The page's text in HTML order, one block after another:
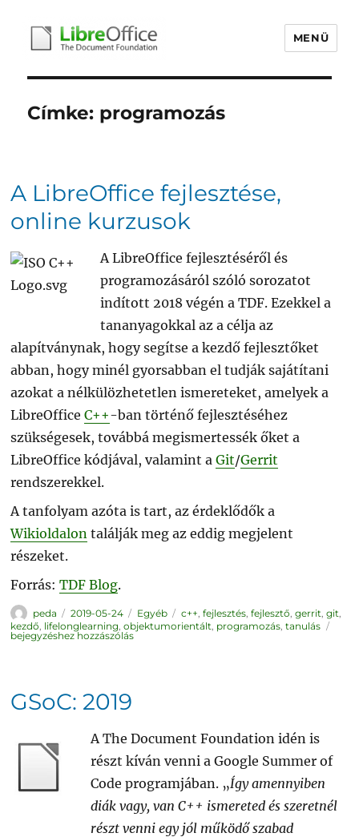
libreoffice.hu
MENÜ
Címke: programozás
A LibreOffice fejlesztése,
online kurzusok
A LibreOffice fejlesztéséről és
programozásáról szóló sorozatot
indított 2018 végén a TDF. Ezekkel a
tananyagokkal az a célja az
alapítványnak, hogy segítse a kezdő fejlesztőket
abban, hogy minél gyorsabban el tudják sajátítani
azokat a nélkülözhetetlen ismereteket, amelyek a
LibreOfficeC++-ban történő fejlesztéséhez
szükségesek, továbbá megismertessék őket a
LibreOffice kódjával, valamint aGit/Gerrit
rendszerekkel.
A tanfolyam azóta is tart, az érdeklődők a
Wikioldalon találják meg az eddig megjelent
részeket.
Forrás:TDF Blog.
Szerző
peda Közzétéve
2019-05-24 Kategória
Egyéb Címke
c++, fejlesztés, fejlesztő, gerrit, git,
kezdő, lifelonglearning,objektumorientált, programozás,tanulás
bejegyzéshez hozzászólás
GSoC: 2019
A The Document Foundation idén is
részt kíván venni a Google Summer of
Code programjában. „Így amennyiben
diák vagy, van C++ ismereted és szeretnél
részt venni egy jól működő szabad